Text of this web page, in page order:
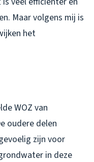
Maar volgens mij is
het
WOZ van
oudere delen
zijn voor
in deze